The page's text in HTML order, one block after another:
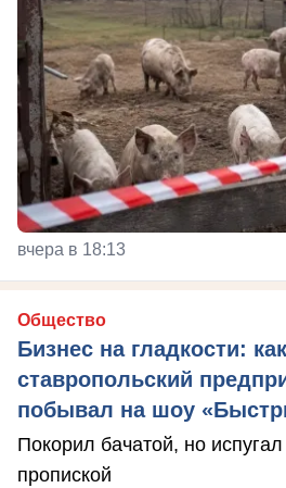
вчера в 18:13
Общество
Бизнес на гладкости: как
ставропольский
побывал на шоу
Покорил бачатой, но
пропиской